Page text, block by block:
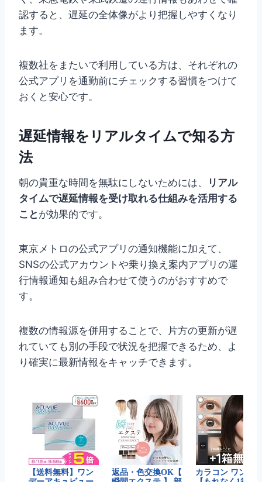
認すると、遅延の全体像がより把握しやすくなり
ます。
複数社をまたいで利用している方は、それぞれの
公式アプリを通勤前にチェックする習慣をつけて
おくと安心です。
遅延情報をリアルタイムで知る方
法
朝の貴重な時間を無駄にしないためには、
リアル
タイムで遅延情報を受け取れる仕組みを活用する
こと が効果的です。
東京メトロの公式アプリの通知機能に加えて、
SNSの公式アカウントや乗り換え案内アプリの運
行情報通知も組み合わせて使うのがおすすめで
す。
複数の情報源を併用することで、片方の更新が遅
れていても別の手段で状況を把握できるため、よ
り確実に最新情報をキャッチできます。